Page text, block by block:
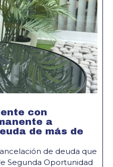
con
a
de más de
de deuda que
Segunda Oportunidad